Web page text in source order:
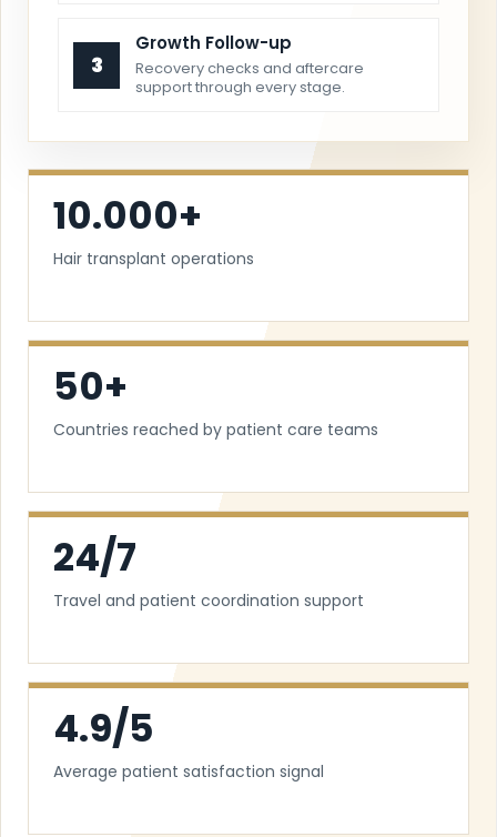
3
Growth Follow-up
Recovery checks and aftercare
support through every stage.
10.000+
Hair transplant operations
50+
Countries reached by patient care teams
24/7
Travel and patient coordination support
4.9/5
Average patient satisfaction signal